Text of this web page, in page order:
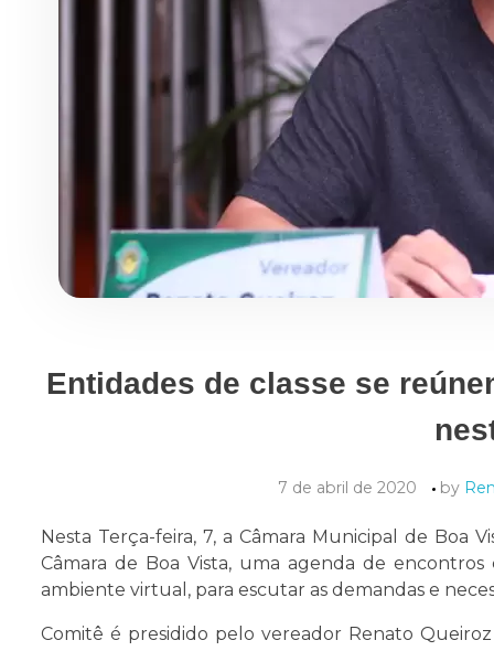
Entidades de classe se
7 de abril de 2020 by
Nesta Terça-feira, 7, a Câmara Municipal de Boa
Câmara de Boa Vista, uma agenda de
ambiente virtual, para escutar as demandas e
Comitê é presidido pelo vereador Renato